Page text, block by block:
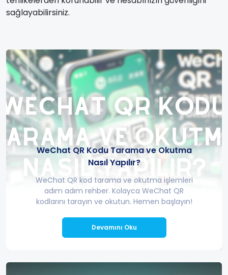
sağlayabilirsiniz.
WeChat QR Kodu Tarama ve Okutma
Nasıl Yapılır?
WeChat QR kod tarama ve okutma işlemleri
adım adım rehber. Kolayca WeChat QR
kodlarını tarayın ve okutun. Hemen başlayın!
Devamını Oku